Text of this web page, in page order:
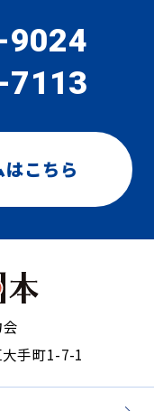
こちら
手町1-7-1